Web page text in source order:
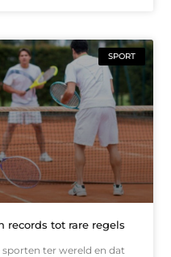
SPORT
records tot rare regels
sporten ter wereld en dat